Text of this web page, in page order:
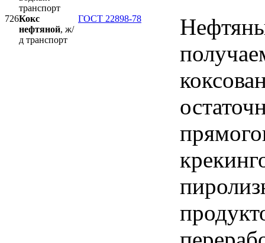
транспорт
726Кокс
нефтяной, ж/
д транспорт
ГОСТ 22898-78